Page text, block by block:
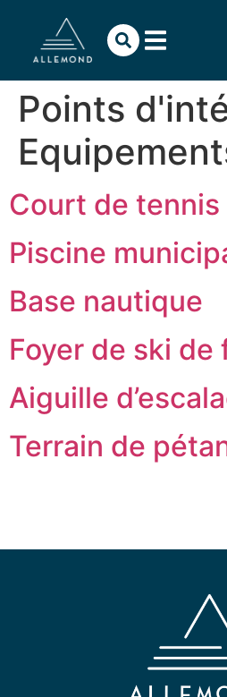
Points
Court de tennis
Piscine
Base nautique
Foyer de ski de
Aiguille
Terrain de